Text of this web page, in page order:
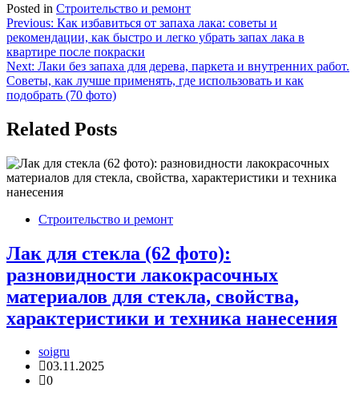
Posted in Строительство и ремонт
Навигация
по
записям
Previous: Как избавиться от запаха лака: советы и
рекомендации, как быстро и легко убрать запах лака в
квартире после покраски
Next: Лаки без запаха для дерева, паркета и внутренних работ.
Советы, как лучше применять, где использовать и как
подобрать (70 фото)
Related Posts
Строительство и ремонт
Лак для стекла (62 фото):
разновидности лакокрасочных
материалов для стекла, свойства,
характеристики и техника нанесения
soigru
03.11.2025
0